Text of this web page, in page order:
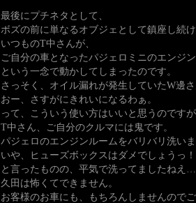
最後にプチネタとして、
ボズの前に単なるオブジェとして鎮座し続
いつものT中さんが、
ご自分の車となったパジェロミニのエンジ
という一念で動かしてしまったのです。
さっそく、オイル漏れが発生していたW邊
おー、さすがにきれいになるわぁ。
って、こういう使い方はいいと思うのです
T中さん、ご自分のクルマには鬼です。
パジェロのエンジンルームをバリバリ洗いま
いや、ヒューズボックスはダメでしょうっ！
と言ったものの、平気で洗ってましたねえ…
久田は怖くてできません。
お客様のお車にも、もちろんしませんのでご